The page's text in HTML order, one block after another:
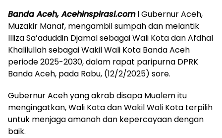
Banda Aceh, Acehinspirasi.comlGubernur Aceh,
Muzakir Manaf, mengambil sumpah dan melantik
Illiza Sa’aduddin Djamal sebagai Wali Kota dan Afdhal
Khalilullah sebagai Wakil Wali Kota Banda Aceh
periode 2025-2030, dalam rapat paripurna DPRK
Banda Aceh, pada Rabu, (12/2/2025) sore.
Gubernur Aceh yang akrab disapa Mualem itu
mengingatkan, Wali Kota dan Wakil Wali Kota terpilih
untuk menjaga amanah dan kepercayaan dengan
baik.